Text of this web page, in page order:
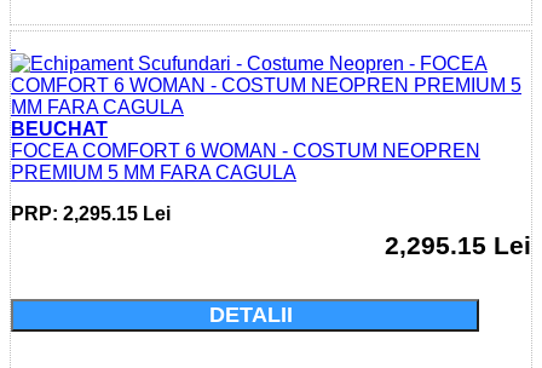
BEUCHAT
FOCEA COMFORT 6 WOMAN - COSTUM NEOPREN
PREMIUM 5 MM FARA CAGULA
PRP: 2,295.15 Lei
2,295.15 Lei
DETALII